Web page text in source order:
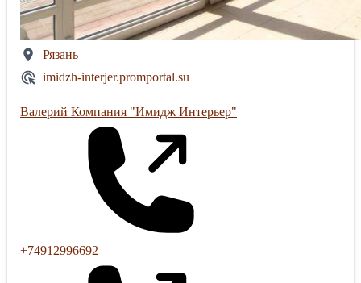
Рязань
imidzh-interjer.promportal.su
Валерий Компания "Имидж Интерьер"
+74912996692